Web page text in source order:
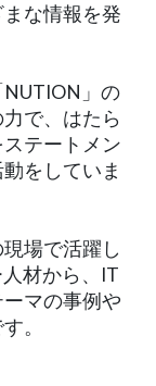
な情報を発
」の
で、はたら
テートメン
をしていま
場で活躍し
材から、IT
マの事例や
。